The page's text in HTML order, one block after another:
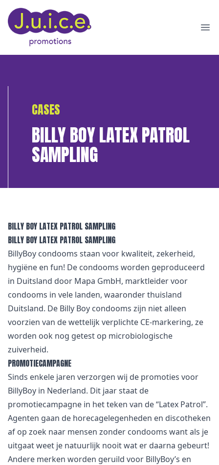
CASES
BILLY BOY LATEX PATROL
SAMPLING
BILLY BOY LATEX PATROL SAMPLING
BILLY BOY LATEX PATROL SAMPLING
BillyBoy condooms staan voor kwaliteit, zekerheid,
hygiëne en fun! De condooms worden geproduceerd
in Duitsland door Mapa GmbH, marktleider voor
condooms in vele landen, waaronder thuisland
Duitsland. De Billy Boy condooms zijn niet alleen
voorzien van de wettelijk verplichte CE-markering, ze
worden ook nog getest op microbiologische
zuiverheid.
PROMOTIECAMPAGNE
Sinds enkele jaren verzorgen wij de promoties voor
BillyBoy in Nederland. Dit jaar staat de
promotiecampagne in het teken van de “Latex Patrol”.
Agenten gaan de horecagelegenheden en discotheken
af op zoek naar mensen zonder condooms want als je
uitgaat weet je natuurlijk nooit wat er daarna gebeurt!
Andere merken worden geruild voor BillyBoy’s en